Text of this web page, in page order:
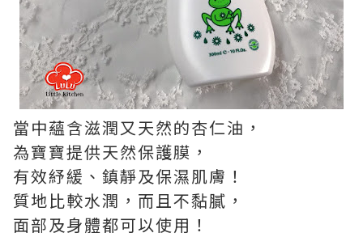
當中蘊含滋潤又天然的杏仁油，
為寶寶提供天然保護膜，
有效紓緩、鎮靜及保濕肌膚！
質地比較水潤，而且不黏膩，
面部及身體都可以使用！